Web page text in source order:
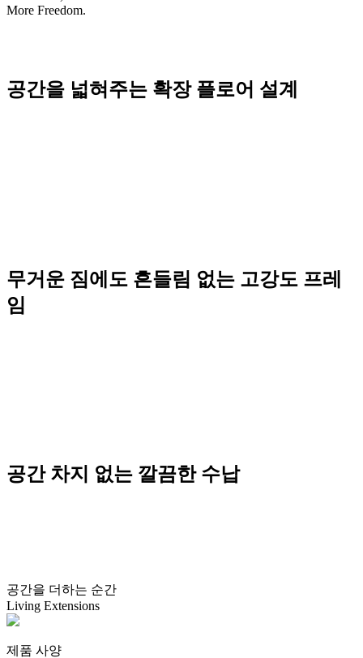
More Freedom.
공간을 넓혀주는 확장 플로어 설계
무거운 짐에도 흔들림 없는 고강도 프레
임
공간 차지 없는 깔끔한 수납
공간을 더하는 순간
Living Extensions
제품 사양